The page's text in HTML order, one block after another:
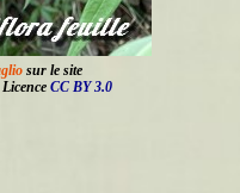
sur le site
CC BY 3.0